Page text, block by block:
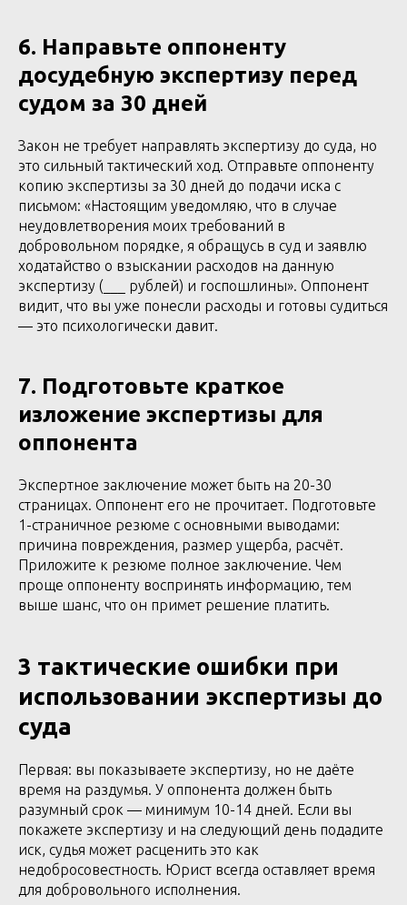
6. Направьте оппоненту
досудебную экспертизу перед
судом за 30 дней
Закон не требует направлять экспертизу до суда, но
это сильный тактический ход. Отправьте оппоненту
копию экспертизы за 30 дней до подачи иска с
письмом: «Настоящим уведомляю, что в случае
неудовлетворения моих требований в
добровольном порядке, я обращусь в суд и заявлю
ходатайство о взыскании расходов на данную
экспертизу (___ рублей) и госпошлины». Оппонент
видит, что вы уже понесли расходы и готовы судиться
— это психологически давит.
7. Подготовьте краткое
изложение экспертизы для
оппонента
Экспертное заключение может быть на 20-30
страницах. Оппонент его не прочитает. Подготовьте
1-страничное резюме с основными выводами:
причина повреждения, размер ущерба, расчёт.
Приложите к резюме полное заключение. Чем
проще оппоненту воспринять информацию, тем
выше шанс, что он примет решение платить.
3 тактические ошибки при
использовании экспертизы до
суда
Первая: вы показываете экспертизу, но не даёте
время на раздумья. У оппонента должен быть
разумный срок — минимум 10-14 дней. Если вы
покажете экспертизу и на следующий день подадите
иск, судья может расценить это как
недобросовестность. Юрист всегда оставляет время
для добровольного исполнения.